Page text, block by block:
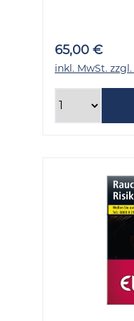
65,00 €
inkl. MwSt.